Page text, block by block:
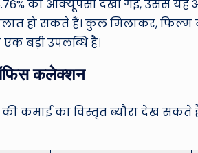
की ऑक्यूपेंसी देखी गई, उससे यह
हो सकते हैं। कुल मिलाकर, फिल्म ने
बड़ी उपलब्धि है।
कलेक्शन
कमाई का विस्तृत ब्यौरा देख सकते